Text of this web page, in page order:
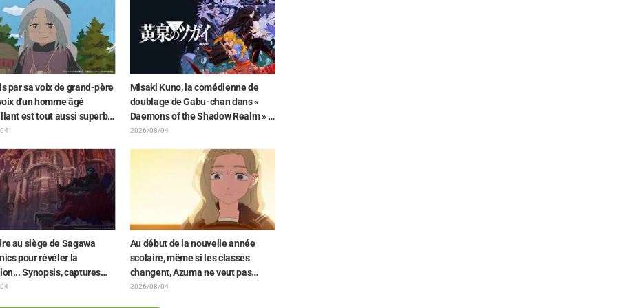
le plus différent
ces personnages »
de l'anime « JUJUTSU KAISEN »
par sa voix de grand-père
d'un homme âgé
est tout aussi superbe
Ishida en chef de clan
A Witch in Mongolia »
Misaki Kuno, la comédienne de
doublage de Gabu-chan dans «
Daemons of the Shadow Realm » :
« Je tremblais de tout mon corps et
coulisses de son "interprétation
magistrale et habitée" dans
2026/08/04
au siège de Sagawa
pour révéler la
Synopsis, captures
visuel de l'épisode 5 de «
Au début de la nouvelle année
scolaire, même si les classes
changent, Azuma ne veut pas
perdre son lien avec Taira...
2026/08/04